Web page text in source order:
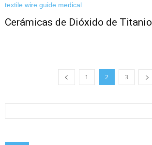
Cerámicas de Dióxido de Titanio
1 2 3